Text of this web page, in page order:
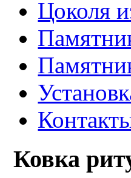
Цоколя
Ковка